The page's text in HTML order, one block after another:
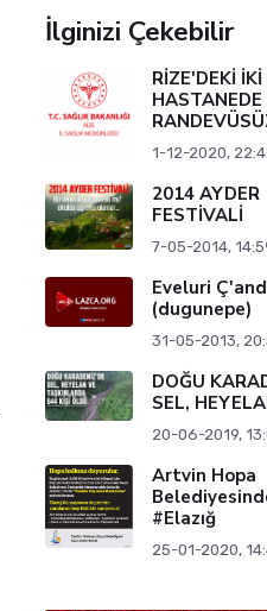
İlginizi Çekebilir
RİZE'DEKİ İKİ
HASTANEDE
1-12-2020,
2014 AYDER
FESTİVALİ
7-05-2014,
Eveluri
(dugunepe)
31-05-2013,
DOĞU
SEL,
20-06-2019,
Artvin Hopa
#Elazığ
25-01-2020,